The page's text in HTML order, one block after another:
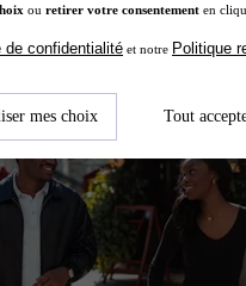
ou retirer votre consentement en
de confidentialité et notre Politique
mes choix Tout